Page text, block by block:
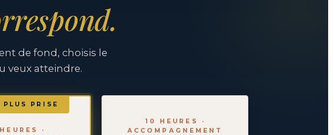
de fond, choisis le
veux atteindre.
PLUS PRISE
·
10 HEURES ·
ACCOMPAGNEMENT